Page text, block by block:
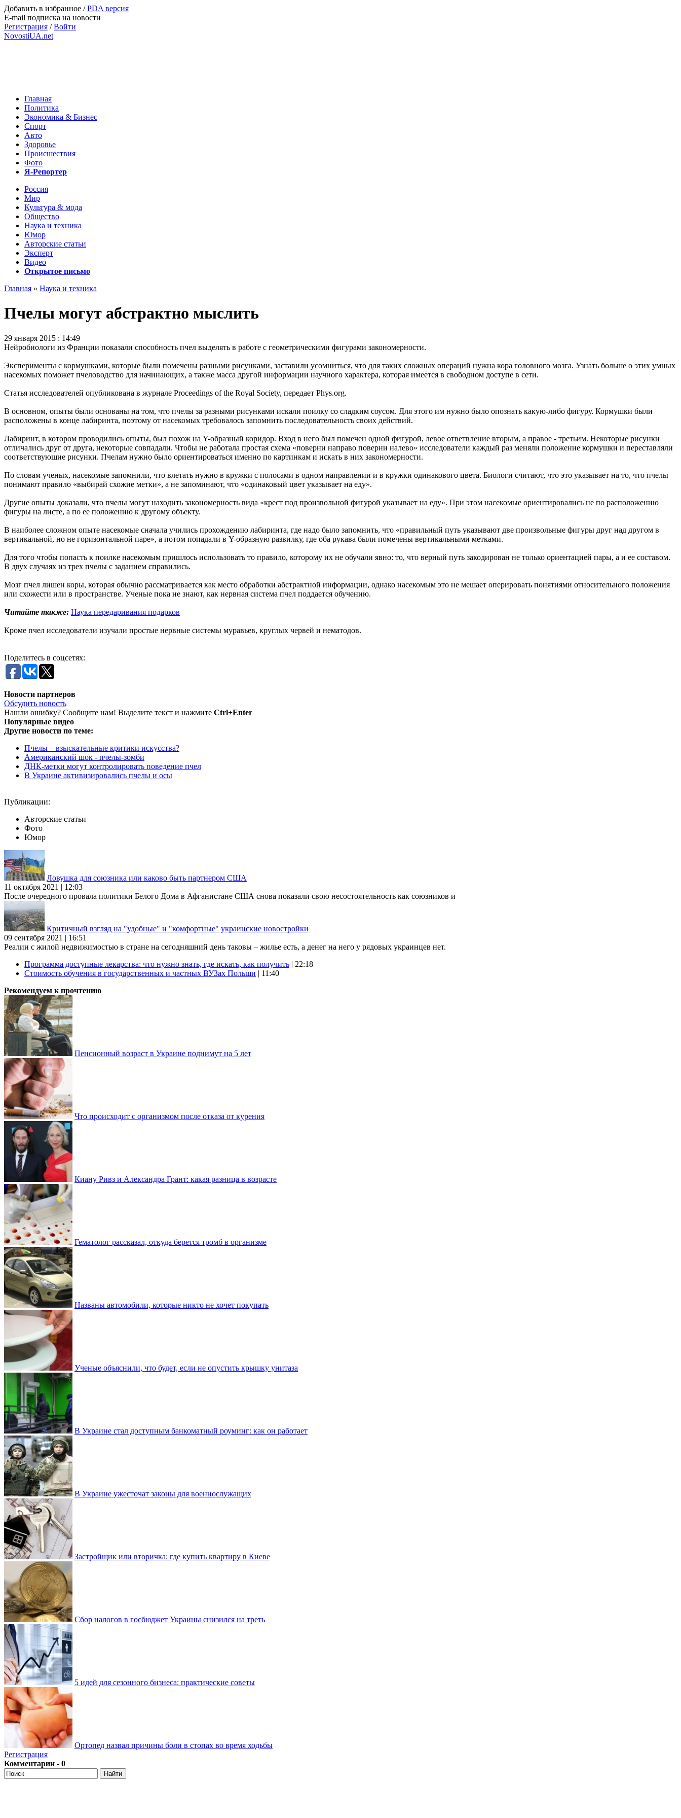
Добавить в избранное /PDA версия
E-mail подписка на новости
Регистрация /Войти
NovostiUA.net
Главная
Политика
Экономика & Бизнес
Спорт
Авто
Здоровье
Происшествия
Фото
Я-Репортер
Россия
Мир
Культура & мода
Общество
Наука и техника
Юмор
Авторские статьи
Эксперт
Видео
Открытое письмо
Главная » Наука и техника
Пчелы могут абстрактно мыслить
29 января 2015 : 14:49
Нейробиологи из Франции показали способность пчел выделять в работе с геометрическими фигурами закономерности.
Эксперименты с кормушками, которые были помечены разными рисунками, заставили усомниться, что для таких сложных операций нужна кора головного мозга. Узнать больше о этих умных
насекомых поможет пчеловодство для начинающих, а также масса другой информации научного характера, которая имеется в свободном доступе в сети.
Статья исследователей опубликована в журнале Proceedings of the Royal Society, передает Phys.org.
В основном, опыты были основаны на том, что пчелы за разными рисунками искали поилку со сладким соусом. Для этого им нужно было опознать какую-либо фигуру. Кормушки были
расположены в конце лабиринта, поэтому от насекомых требовалось запомнить последовательность своих действий.
Лабиринт, в котором проводились опыты, был похож на Y-образный коридор. Вход в него был помечен одной фигурой, левое ответвление вторым, а правое - третьим. Некоторые рисунки
отличались друг от друга, некоторые совпадали. Чтобы не работала простая схема «поверни направо поверни налево» исследователи каждый раз меняли положение кормушки и переставляли
соответствующие рисунки. Пчелам нужно было ориентироваться именно по картинкам и искать в них закономерности.
По словам ученых, насекомые запомнили, что влетать нужно в кружки с полосами в одном направлении и в кружки одинакового цвета. Биологи считают, что это указывает на то, что пчелы
понимают правило «выбирай схожие метки», а не запоминают, что «одинаковый цвет указывает на еду».
Другие опыты доказали, что пчелы могут находить закономерность вида «крест под произвольной фигурой указывает на еду». При этом насекомые ориентировались не по расположению
фигуры на листе, а по ее положению к другому объекту.
В наиболее сложном опыте насекомые сначала учились прохождению лабиринта, где надо было запомнить, что «правильный путь указывают две произвольные фигуры друг над другом в
вертикальной, но не горизонтальной паре», а потом попадали в Y-образную развилку, где оба рукава были помечены вертикальными метками.
Для того чтобы попасть к поилке насекомым пришлось использовать то правило, которому их не обучали явно: то, что верный путь закодирован не только ориентацией пары, а и ее составом.
В двух случаях из трех пчелы с заданием справились.
Мозг пчел лишен коры, которая обычно рассматривается как место обработки абстрактной информации, однако насекомым это не мешает оперировать понятиями относительного положения
или схожести или в пространстве. Ученые пока не знают, как нервная система пчел поддается обучению.
Читайте также: Наука передаривания подарков
Кроме пчел исследователи изучали простые нервные системы муравьев, круглых червей и нематодов.
Поделитесь в соцсетях:
Новости партнеров
Обсудить новость
Нашли ошибку? Сообщите нам! Выделите текст и нажмите Ctrl+Enter
Популярные видео
Другие новости по теме:
Пчелы – взыскательные критики искусства?
Американский шок - пчелы-зомби
ДНК-метки могут контролировать поведение пчел
В Украине активизировались пчелы и осы
Публикации:
Авторские статьи
Фото
Юмор
Ловушка для союзника или каково быть партнером США
11 октября 2021 | 12:03
После очередного провала политики Белого Дома в Афганистане США снова показали свою несостоятельность как союзников и
Критичный взгляд на "удобные" и "комфортные" украинские новостройки
09 сентября 2021 | 16:51
Реалии с жилой недвижимостью в стране на сегодняшний день таковы – жилье есть, а денег на него у рядовых украинцев нет.
Программа доступные лекарства: что нужно знать, где искать, как получить | 22:18
Стоимость обучения в государственных и частных ВУЗах Польши | 11:40
Рекомендуем к прочтению
Пенсионный возраст в Украине поднимут на 5 лет
Что происходит с организмом после отказа от курения
Киану Ривз и Александра Грант: какая разница в возрасте
Гематолог рассказал, откуда берется тромб в организме
Названы автомобили, которые никто не хочет покупать
Ученые объяснили, что будет, если не опустить крышку унитаза
В Украине стал доступным банкоматный роуминг: как он работает
В Украине ужесточат законы для военнослужащих
Застройщик или вторичка: где купить квартиру в Киеве
Сбор налогов в госбюджет Украины снизился на треть
5 идей для сезонного бизнеса: практические советы
Ортопед назвал причины боли в стопах во время ходьбы
Регистрация
Комментарии - 0